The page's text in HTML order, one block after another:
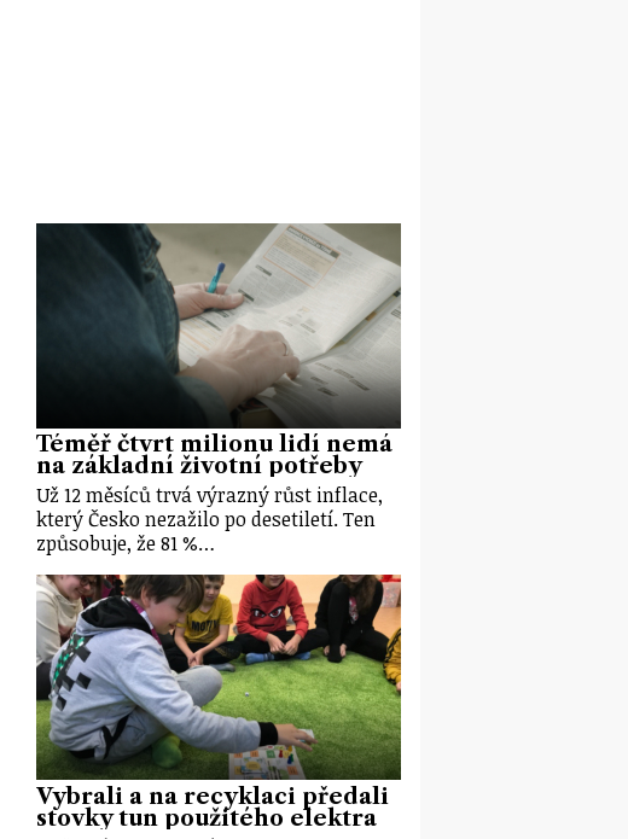
Téměř čtvrt milionu lidí nemá
na základní životní potřeby
Už 12 měsíců trvá výrazný růst inflace,
který Česko nezažilo po desetiletí. Ten
způsobuje, že 81 %…
Vybrali a na recyklaci předali
stovky tun použitého elektra